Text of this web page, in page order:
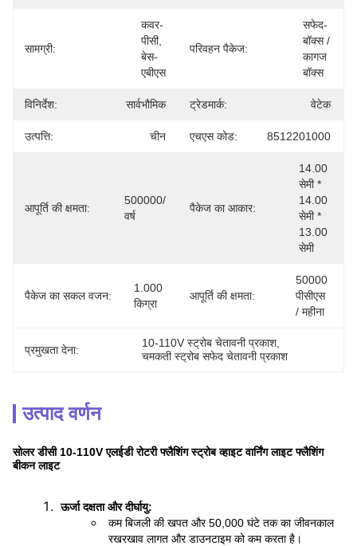
सामग्री:
कवर-
पीसी,
बेस-
एबीएस
परिवहन पैकेज:
सफेद-
बॉक्स /
कागज
बॉक्स
विनिर्देश: सार्वभौमिक ट्रेडमार्क: वेटेक
उत्पत्ति: चीन एचएस कोड: 8512201000
आपूर्ति की क्षमता:
500000/
वर्ष
पैकेज का आकार:
14.00
सेमी *
14.00
सेमी *
13.00
सेमी
पैकेज का सकल वजन:
1.000
किग्रा
आपूर्ति की क्षमता:
50000
पीसीएस
/ महीना
प्रमुखता देना:
10-110V स्ट्रोब चेतावनी प्रकाश
चमकती स्ट्रोब सफेद चेतावनी प्रकाश
उत्पाद वर्णन
सोलर डीसी 10-110V एलईडी रोटरी फ्लैशिंग स्ट्रोब व्हाइट वार्निंग लाइट फ्लैशिंग
बीकन लाइट
ऊर्जा दक्षता और दीर्घायु:
कम बिजली की खपत और 50,000 घंटे तक का जीवनकाल
रखरखाव लागत और डाउनटाइम को कम करता है।